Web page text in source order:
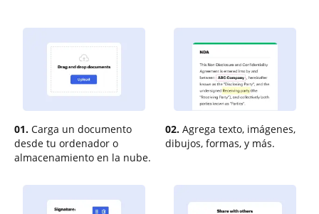
01. Carga un documento
desde tu ordenador o
almacenamiento en la nube.
02. Agrega texto, imágenes,
dibujos, formas, y más.